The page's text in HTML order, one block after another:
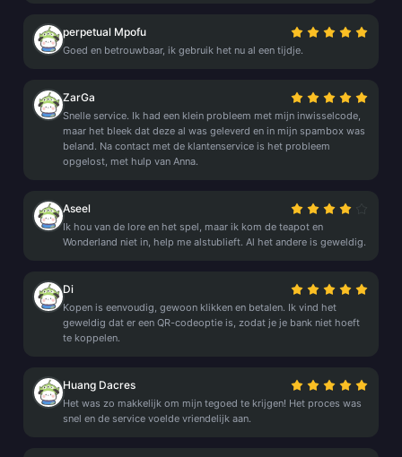
perpetual Mpofu
Goed en betrouwbaar, ik gebruik het nu al een tijdje.
ZarGa
Snelle service. Ik had een klein probleem met mijn inwisselcode,
maar het bleek dat deze al was geleverd en in mijn spambox was
beland. Na contact met de klantenservice is het probleem
opgelost, met hulp van Anna.
Aseel
Ik hou van de lore en het spel, maar ik kom de teapot en
Wonderland niet in, help me alstublieft. Al het andere is geweldig.
Di
Kopen is eenvoudig, gewoon klikken en betalen. Ik vind het
geweldig dat er een QR-codeoptie is, zodat je je bank niet hoeft
te koppelen.
Huang Dacres
Het was zo makkelijk om mijn tegoed te krijgen! Het proces was
snel en de service voelde vriendelijk aan.